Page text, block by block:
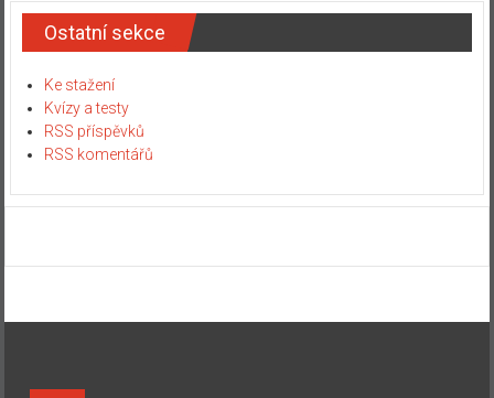
Ostatní sekce
Ke stažení
Kvízy a testy
RSS příspěvků
RSS komentářů